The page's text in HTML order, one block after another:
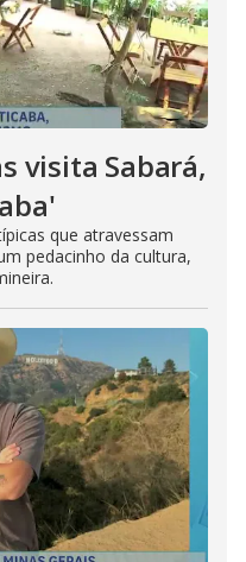
visita Sabará,
que atravessam
pedacinho da cultura,